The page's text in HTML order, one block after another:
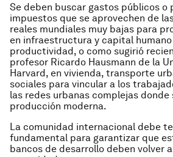
Se deben buscar gastos públicos o
impuestos que se aprovechen de
reales mundiales muy bajas para
en infraestructura y capital
productividad, o como sugirió
profesor Ricardo Hausmann de la
Harvard, en vivienda, transporte
sociales para vincular a los
las redes urbanas complejas donde
producción moderna.
La comunidad internacional debe
fundamental para garantizar que
bancos de desarrollo deben volver